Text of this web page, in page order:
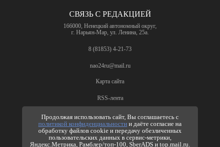
Продолжая использовать сайт, Вы соглашаетесь с
политикой конфиденциальностии даёте согласие на
обработку файлов cookie и передачу обезличенных
пользовательских данных в сервис-метрики,
Яндекс.Метрика, Рамблер/топ-100, SberADS и top.mail.ru.
СВЯЗЬ С РЕДАКЦИЕЙ
166000, Ненецкий автономный округ,
г. Нарьян-Мар, ул. Ленина, 25а.
8 (81853) 4-21-73
nao24ru@mail.ru
Карта сайта
RSS-лента
ПО ВОПРОСАМ РЕКЛАМЫ
8 (81853) 4-63-61
nao24ru@mail.ru